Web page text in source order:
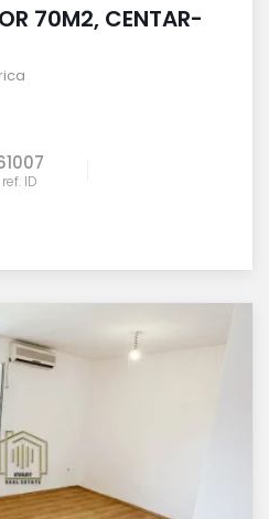
70M2, CENTAR-
ref. ID